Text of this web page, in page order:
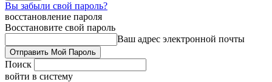
Вы забыли свой пароль?
восстановление пароля
Восстановите свой пароль
Ваш адрес электронной почты
Поиск
войти в систему